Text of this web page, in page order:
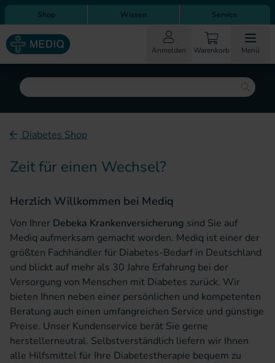
Direkt zum Inhalt
Direkt zur Hauptnavigation
Shop Wissen Service
Anmelden Warenkorb Menü
Suche
Diabetes Shop
Zeit für einen Wechsel?
Herzlich Willkommen bei Mediq
Von Ihrer Debeka Krankenversicherung sind Sie auf
Mediq aufmerksam gemacht worden. Mediq ist einer der
größten Fachhändler für Diabetes-Bedarf in Deutschland
und blickt auf mehr als 30 Jahre Erfahrung bei der
Versorgung von Menschen mit Diabetes zurück. Wir
bieten Ihnen neben einer persönlichen und kompetenten
Beratung auch einen umfangreichen Service und günstige
Preise. Unser Kundenservice berät Sie gerne
herstellerneutral. Selbstverständlich liefern wir Ihnen
alle Hilfsmittel für Ihre Diabetestherapie bequem zu